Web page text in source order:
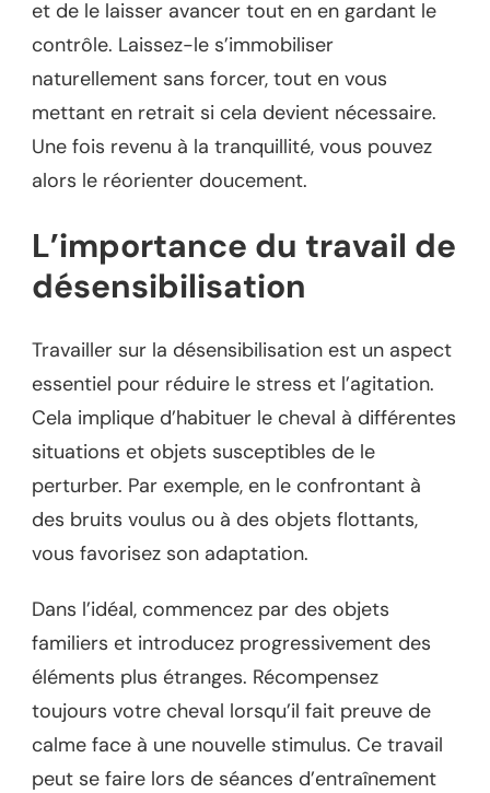
et de le laisser avancer tout en en gardant le
contrôle. Laissez-le s’immobiliser
naturellement sans forcer, tout en vous
mettant en retrait si cela devient nécessaire.
Une fois revenu à la tranquillité, vous pouvez
alors le réorienter doucement.
L’importance du travail de
désensibilisation
Travailler sur la désensibilisation est un aspect
essentiel pour réduire le stress et l’agitation.
Cela implique d’habituer le cheval à différentes
situations et objets susceptibles de le
perturber. Par exemple, en le confrontant à
des bruits voulus ou à des objets flottants,
vous favorisez son adaptation.
Dans l’idéal, commencez par des objets
familiers et introducez progressivement des
éléments plus étranges. Récompensez
toujours votre cheval lorsqu’il fait preuve de
calme face à une nouvelle stimulus. Ce travail
peut se faire lors de séances d’entraînement